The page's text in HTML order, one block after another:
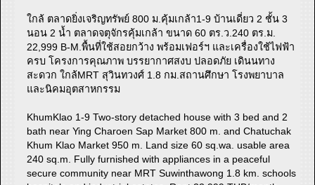
ใกล้ ตลาดยิ่งเจริญทรัพย์ 800 ม.คุ้มเกล้า1-9 บ้านเดี่ยว 2 ชั้น 3
นอน 2 น้ำ ตลาดจตุจักรคุ้มเกล้า ขนาด 60 ตร.ว.240 ตร.ม.
22,999 B-M.พื้นที่ใช้สอยกว้าง พร้อมเฟอร์ฯ และเครื่องใช้ไฟฟ้า
ครบ โครงการคุณภาพ บรรยากาศสงบ ปลอดภัย เดินนทาง
สะดวก ใกล้MRT สุวินทวงศ์ 1.8 กม.สถานศึกษา โรงพยาบาล
และนิคมอุตสาหกรรม
KhumKlao 1-9 Two-story detached house with 3 bed and 2
bath near Ying Charoen Sap Market 800 m. and Chatuchak
Khum Klao Market 950 m. Land size 60 sq.wa. usable area
240 sq.m. Fully furnished with appliances in a peaceful
secure community near MRT Suwinthawong 1.8 km. schools